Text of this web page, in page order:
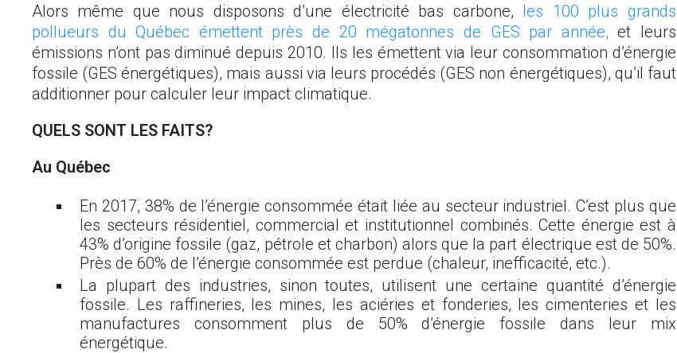
Alors même que nous disposons d’une électricité bas carbone, les 100 plus grands
pollueurs du Québec émettent près de 20 mégatonnes de GES par année, et leurs
émissions n’ont pas diminué depuis 2010. Ils les émettent via leur consommation d’énergie
fossile (GES énergétiques), mais aussi via leurs procédés (GES non énergétiques), qu’il faut
additionner pour calculer leur impact climatique.
QUELS SONT LES FAITS?
Au Québec
En 2017, 38% de l’énergie consommée était liée au secteur industriel. C’est plus que
les secteurs résidentiel, commercial et institutionnel combinés. Cette énergie est à
43% d’origine fossile (gaz, pétrole et charbon) alors que la part électrique est de 50%.
Près de 60% de l’énergie consommée est perdue (chaleur, inefficacité, etc.).
La plupart des industries, sinon toutes, utilisent une certaine quantité d’énergie
fossile. Les raffineries, les mines, les aciéries et fonderies, les cimenteries et les
manufactures consomment plus de 50% d’énergie fossile dans leur mix
énergétique.